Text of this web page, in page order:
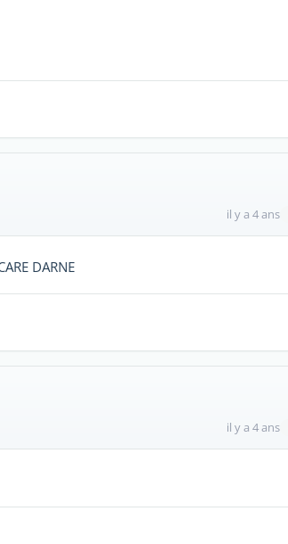
il y a 4 ans
DARNE
il y a 4 ans